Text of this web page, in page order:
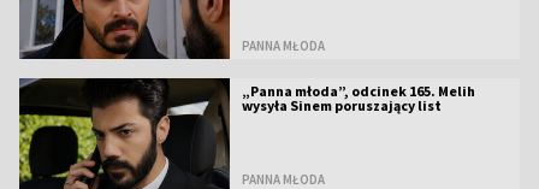
PANNA MŁODA
„Panna młoda”, odcinek 165. Melih
wysyła Sinem poruszający list
PANNA MŁODA